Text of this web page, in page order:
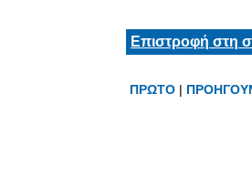
Επιστροφή στη
ΠΡΩΤΟ |